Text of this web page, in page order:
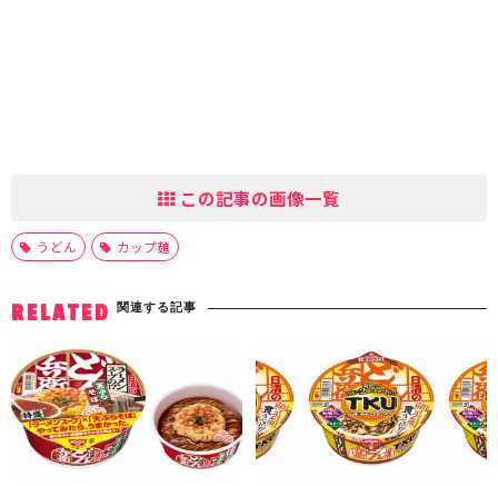
この記事の画像一覧
うどん カップ麺
RELATED 関連する記事